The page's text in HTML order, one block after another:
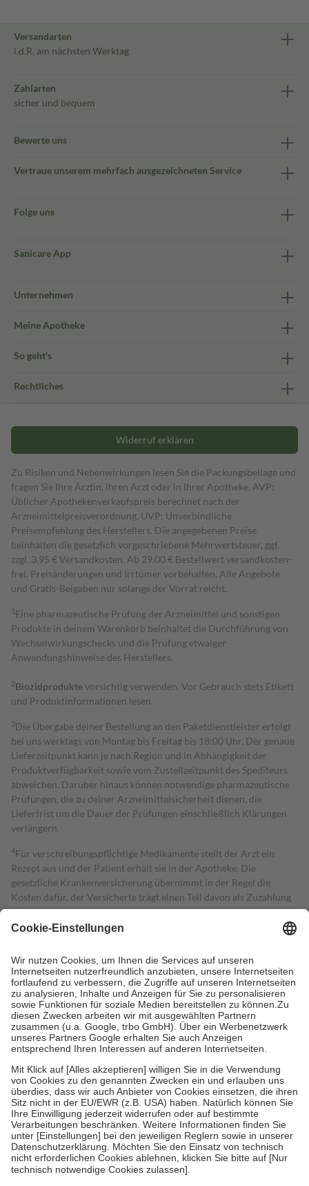
Versandarten
i.d.R. am nächsten Werktag
Zahlarten
sicher und bequem
Bewerte uns
Vertraue unserem mehrfach ausgezeichneten Service
Folge uns
Sanicare App
Unternehmen
Meine Apotheke
So geht's
Rechtliches
Widerruf erklären
Zu Risiken und Nebenwirkungen lesen Sie die Packungsbeilage und
fragen Sie Ihre Ärztin, Ihren Arzt oder in Ihrer Apotheke. AVP:
Üblicher Apothekenverkaufspreis berechnet nach der
Arzneimittelpreisverordnung. UVP: Unverbindliche
Preisempfehlung des Herstellers. Die angegebenen Preise
beinhalten die gesetzlich vorgeschriebene Mehrwertsteuer, ggf.
zzgl. 3,95 € Versandkosten. Ab 29,00 € Bestell­wert versand­kosten­
frei. Preisänderungen und Irrtümer vorbehalten. Alle Angebote
und Gratis-Beigaben nur solange der Vorrat reicht.
1 Eine pharmazeutische Prüfung der Arzneimittel und sonstigen
Produkte in deinem Warenkorb beinhaltet die Durchführung von
Wechselwirkungschecks und die Prüfung etwaiger
Anwendungshinweise des Herstellers.
2Biozidproduktevorsichtig verwenden. Vor Gebrauch stets Etikett
und Produktinformationen lesen.
3Die Übergabe deiner Bestellung an den Paketdienstleister erfolgt
bei uns werktags von Montag bis Freitag bis 18:00 Uhr. Der genaue
Lieferzeitpunkt kann je nach Region und in Abhängigkeit der
Produktverfügbarkeit sowie vom Zustellzeitpunkt des Spediteurs
abweichen. Darüber hinaus können notwendige pharmazeutische
Prüfungen, die zu deiner Arzneimittelsicherheit dienen, die
Lieferfrist um die Dauer der Prüfungen einschließlich Klärungen
verlängern.
4Für verschreibungspflichtige Medikamente stellt der Arzt ein
Rezept aus und der Patient erhält sie in der Apotheke. Die
gesetzliche Krankenversicherung übernimmt in der Regel die
Kosten dafür, der Versicherte trägt einen Teil davon als Zuzahlung
mit.
Grundsätzlich leisten Mitglieder Zuzahlungen in Höhe von zehn
höchstens zehn Euro.
Es sind jedoch nie mehr als die tatsächlichen
Kosten der Leistung zu entrichten.
Diese Regeln gelten grundsätzlich auch für Online-Apotheken.
Bei Heilmitteln und häuslicher Krankenpflege beträgt die
Zuzahlung zehn Prozent der Kosten sowie zehn Euro je
Verordnung.
Um das Engagement der Versicherten für ihre eigene Gesundheit zu
stärken und die besondere Stellung der Familie zu unterstützen,
fallenkeine Zuzahlungenan bei:
• Kindern und Jugendlichen bis zum vollendeten 18. Lebensjahr
mit Ausnahme der Fahrkosten
• Untersuchungen zur Vorsorge und Früherkennung, die von der
GKV getragen werden
• empfohlenen Schutzimpfungen
• Harn- und Blutteststreifen